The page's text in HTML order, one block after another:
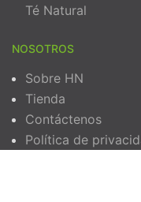
Té Natural
NOSOTROS
Sobre HN
Tienda
Contáctenos
Política de